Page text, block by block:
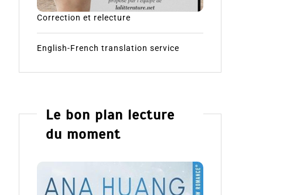
Correction et relecture
English-French translation service
Le bon plan lecture
du moment